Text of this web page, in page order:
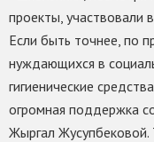
проекты, участвовали
Если быть точнее, по
нуждающихся в
гигиенические
огромная поддержка
Жыргал Жусупбековой.